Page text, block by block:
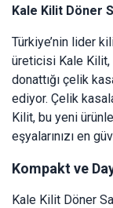
Kale Kilit Döner
Türkiye’nin lider
üreticisi Kale
donattığı çelik
ediyor. Çelik
Kilit, bu yeni
eşyalarınızı en
Kompakt ve
Kale Kilit Döner